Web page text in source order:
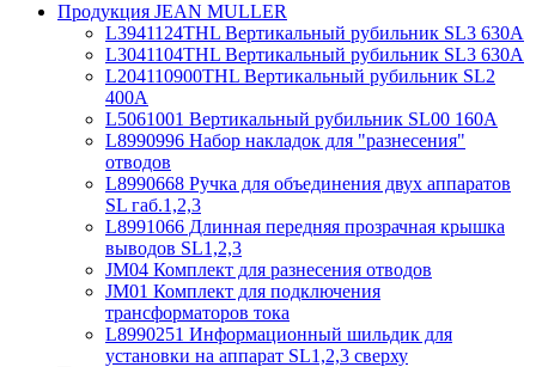
Продукция JEAN MULLER
L3941124THL Вертикальный рубильник SL3 630А
L3041104THL Вертикальный рубильник SL3 630А
L204110900THL Вертикальный рубильник SL2
400А
L5061001 Вертикальный рубильник SL00 160А
L8990996 Набор накладок для "разнесения"
отводов
L8990668 Ручка для объединения двух аппаратов
SL габ.1,2,3
L8991066 Длинная передняя прозрачная крышка
выводов SL1,2,3
JM04 Комплект для разнесения отводов
JM01 Комплект для подключения
трансформаторов тока
L8990251 Информационный шильдик для
установки на аппарат SL1,2,3 сверху